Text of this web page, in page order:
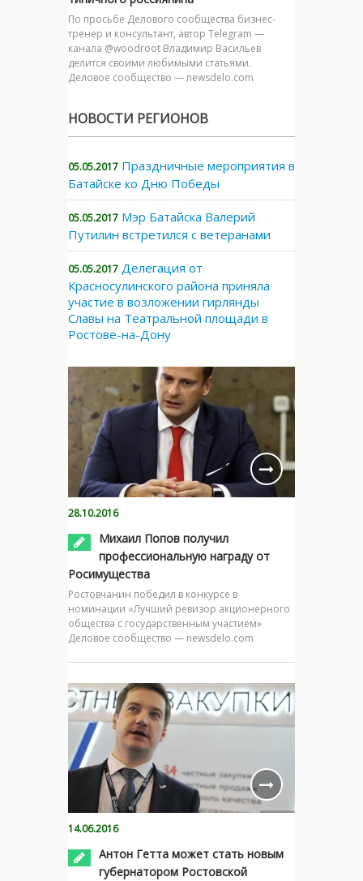
По просьбе Делового сообщества бизнес-
тренер и консультант, автор Telegram —
канала @woodroot Владимир Васильев
делится своими любимыми статьями.
Деловое сообщество — newsdelo.com
НОВОСТИ РЕГИОНОВ
05.05.2017 Праздничные мероприятия в
Батайске ко Дню Победы
05.05.2017 Мэр Батайска Валерий
Путилин встретился с ветеранами
05.05.2017 Делегация от
Красносулинского района приняла
участие в возложении гирлянды
Славы на Театральной площади в
Ростове-на-Дону
28.10.2016
Михаил Попов получил
профессиональную награду от
Росимущества
Ростовчанин победил в конкурсе в
номинации «Лучший ревизор акционерного
общества с государственным участием»
Деловое сообщество — newsdelo.com
14.06.2016
Антон Гетта может стать новым
губернатором Ростовской